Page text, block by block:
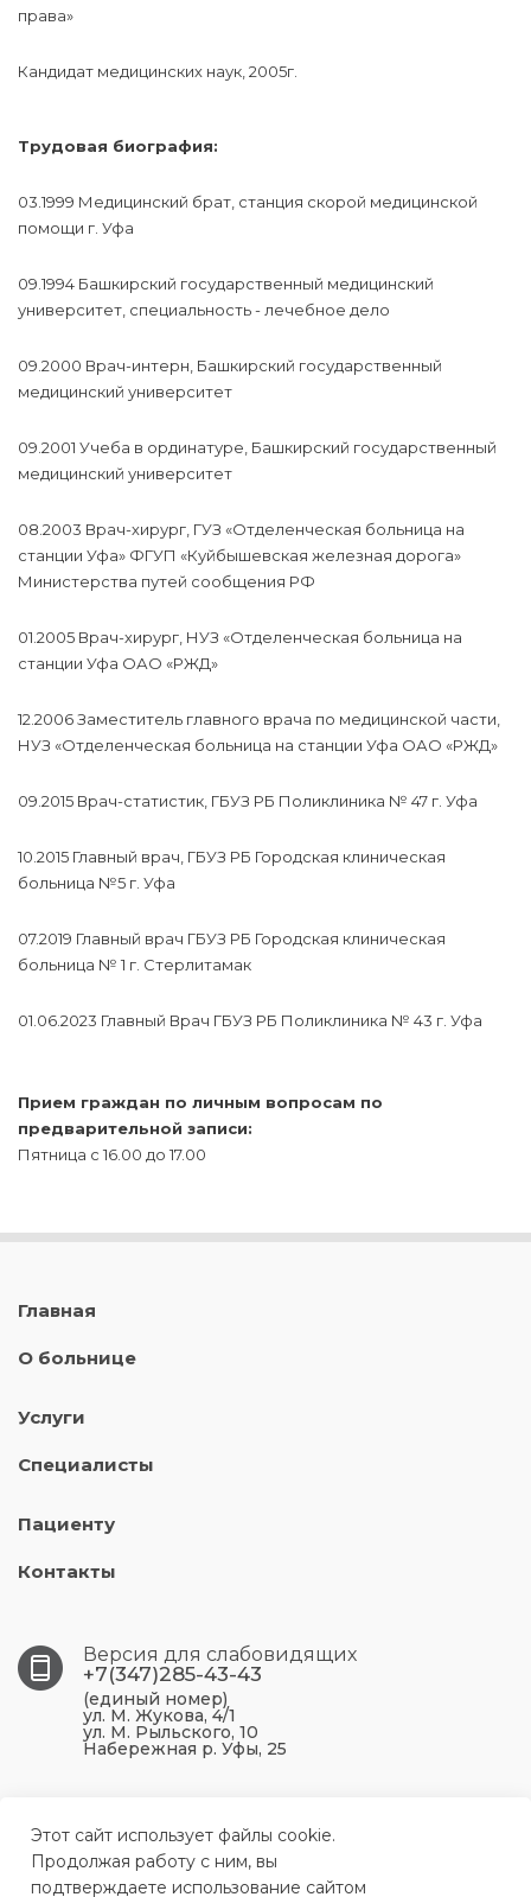
права»
Кандидат медицинских наук, 2005г.
Трудовая биография:
03.1999 Медицинский брат, станция скорой медицинской
помощи г. Уфа
09.1994 Башкирский государственный медицинский
университет, специальность - лечебное дело
09.2000 Врач-интерн, Башкирский государственный
медицинский университет
09.2001 Учеба в ординатуре, Башкирский государственный
медицинский университет
08.2003 Врач-хирург, ГУЗ «Отделенческая больница на
станции Уфа» ФГУП «Куйбышевская железная дорога»
Министерства путей сообщения РФ
01.2005 Врач-хирург, НУЗ «Отделенческая больница на
станции Уфа ОАО «РЖД»
12.2006 Заместитель главного врача по медицинской части,
НУЗ «Отделенческая больница на станции Уфа ОАО «РЖД»
09.2015 Врач-статистик, ГБУЗ РБ Поликлиника № 47 г. Уфа
10.2015 Главный врач, ГБУЗ РБ Городская клиническая
больница №5 г. Уфа
07.2019 Главный врач ГБУЗ РБ Городская клиническая
больница № 1 г. Стерлитамак
01.06.2023 Главный Врач ГБУЗ РБ Поликлиника № 43 г. Уфа
Прием граждан по личным вопросам по
предварительной записи:
Пятница с 16.00 до 17.00
Главная
О больнице
Услуги
Специалисты
Пациенту
Контакты
Версия для слабовидящих
+7(347)285-43-43
(единый номер)
ул. М. Жукова, 4/1
ул. М. Рыльского, 10
Набережная р. Уфы, 25
Жукова, 4/1
ufa.p43@doctorrb.ru
Этот сайт использует файлы cookie.
Продолжая работу с ним, вы
подтверждаете использование сайтом